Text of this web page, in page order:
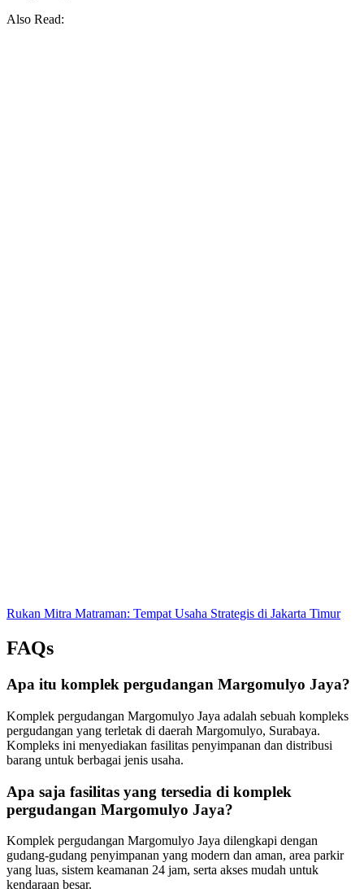
Also Read:
Rukan Mitra Matraman: Tempat Usaha Strategis di Jakarta Timur
FAQs
Apa itu komplek pergudangan Margomulyo Jaya?
Komplek pergudangan Margomulyo Jaya adalah sebuah kompleks
pergudangan yang terletak di daerah Margomulyo, Surabaya.
Kompleks ini menyediakan fasilitas penyimpanan dan distribusi
barang untuk berbagai jenis usaha.
Apa saja fasilitas yang tersedia di komplek
pergudangan Margomulyo Jaya?
Komplek pergudangan Margomulyo Jaya dilengkapi dengan
gudang-gudang penyimpanan yang modern dan aman, area parkir
yang luas, sistem keamanan 24 jam, serta akses mudah untuk
kendaraan besar.